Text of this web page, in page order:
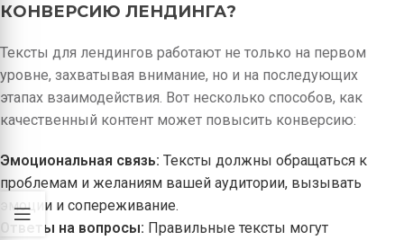
КОНВЕРСИЮ ЛЕНДИНГА?
Тексты для лендингов работают не только на первом
уровне, захватывая внимание, но и на последующих
этапах взаимодействия. Вот несколько способов, как
качественный контент может повысить конверсию:
Эмоциональная связь: Тексты должны обращаться к
проблемам и желаниям вашей аудитории, вызывать
эмоции и сопереживание.
Ответы на вопросы: Правильные тексты могут